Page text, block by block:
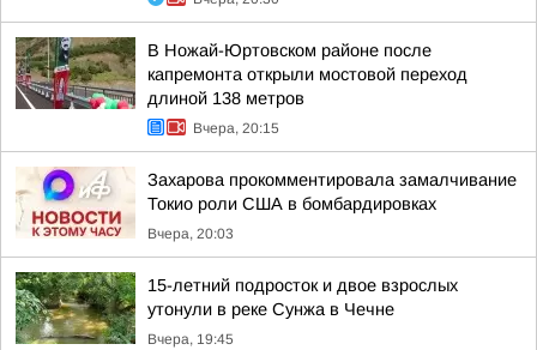
В Ножай-Юртовском районе после
капремонта открыли мостовой переход
длиной 138 метров
Вчера, 20:15
Захарова прокомментировала замалчивание
Токио роли США в бомбардировках
Вчера, 20:03
15-летний подросток и двое взрослых
утонули в реке Сунжа в Чечне
Вчера, 19:45